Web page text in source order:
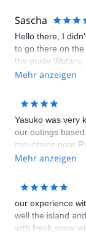
Sascha
Hello there, I
to go there on
the guide
February it was
chating-protocol
still trying to find
able to go on a
please be so kind
the above
Mehr anzeigen
Yasuko was very
our outings
mountains near
Mehr anzeigen
our experience
well the island
with fresh snow